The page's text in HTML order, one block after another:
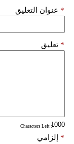
عنوان التعليق *
تعليق *
: Characters Left
إلزامي *